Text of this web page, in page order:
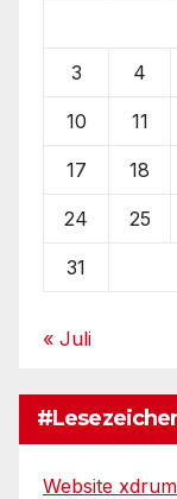
3 4
10 11
17 18
24 25
31
« Juli
Website